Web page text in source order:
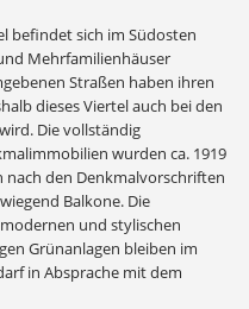
befindet sich im Südosten
Mehrfamilienhäuser
Straßen haben ihren
dieses Viertel auch bei den
Die vollständig
wurden ca. 1919
nach den Denkmalvorschriften
Balkone. Die
und stylischen
Grünanlagen bleiben im
in Absprache mit dem